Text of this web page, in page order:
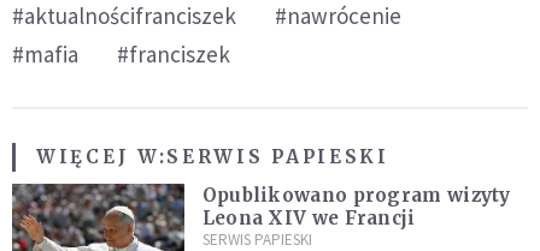
#aktualnościfranciszek
#nawrócenie
#mafia
#franciszek
WIĘCEJ W:SERWIS PAPIESKI
Opublikowano program wizyty
Leona XIV we Francji
SERWIS PAPIESKI